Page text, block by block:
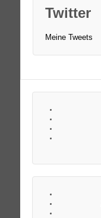
Twitter
Meine Tweets